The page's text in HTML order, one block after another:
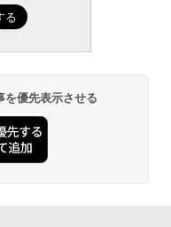
優先表示させる